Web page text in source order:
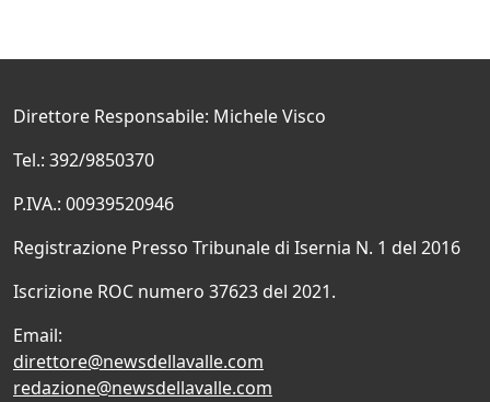
Direttore Responsabile: Michele Visco
Tel.: 392/9850370
P.IVA.: 00939520946
Registrazione Presso Tribunale di Isernia N. 1 del 2016
Iscrizione ROC numero 37623 del 2021.
Email:
direttore@newsdellavalle.com
redazione@newsdellavalle.com